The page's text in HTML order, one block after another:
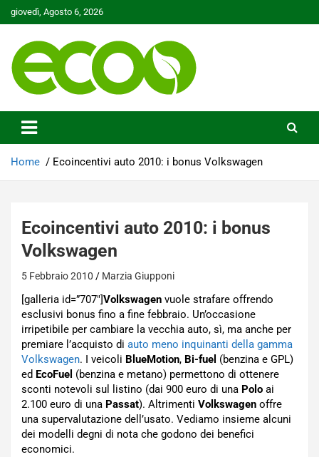
Skip
to
giovedì, Agosto 6, 2026
Ecoo.it
Home Ecoincentivi auto 2010: i bonus Volkswagen
Ecoincentivi auto 2010: i bonus
Volkswagen
5 Febbraio 2010 Marzia Giupponi
[galleria id=”707″]Volkswagen vuole strafare offrendo
esclusivi bonus fino a fine febbraio. Un’occasione
irripetibile per cambiare la vecchia auto, sì, ma anche per
premiare l’acquisto di auto meno inquinanti della gamma
Volkswagen. I veicoli BlueMotion, Bi-fuel (benzina e GPL)
ed EcoFuel (benzina e metano) permettono di ottenere
sconti notevoli sul listino (dai 900 euro di una Polo ai
2.100 euro di una Passat). Altrimenti Volkswagen offre
una supervalutazione dell’usato. Vediamo insieme alcuni
dei modelli degni di nota che godono dei benefici
economici.